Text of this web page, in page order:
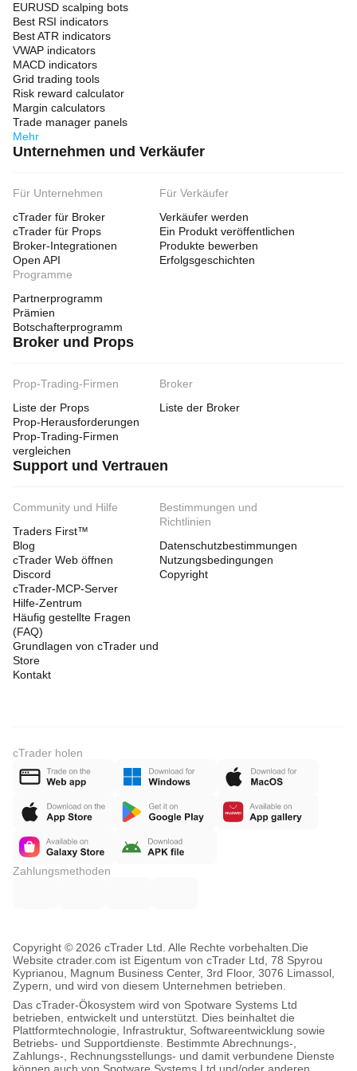
EURUSD scalping bots
Best RSI indicators
Best ATR indicators
VWAP indicators
MACD indicators
Grid trading tools
Risk reward calculator
Margin calculators
Trade manager panels
Mehr
Unternehmen und Verkäufer
Für Unternehmen
cTrader für Broker
cTrader für Props
Broker-Integrationen
Open API
Für Verkäufer
Verkäufer werden
Ein Produkt veröffentlichen
Produkte bewerben
Erfolgsgeschichten
Programme
Partnerprogramm
Prämien
Botschafterprogramm
Broker und Props
Prop-Trading-Firmen
Liste der Props
Prop-Herausforderungen
Prop-Trading-Firmen
vergleichen
Broker
Liste der Broker
Support und Vertrauen
Community und Hilfe
Traders First™
Blog
cTrader Web öffnen
Discord
cTrader-MCP-Server
Hilfe-Zentrum
Häufig gestellte Fragen
(FAQ)
Grundlagen von cTrader und
Store
Kontakt
Bestimmungen und
Richtlinien
Datenschutzbestimmungen
Nutzungsbedingungen
Copyright
cTrader holen
Zahlungsmethoden
Copyright © 2026 cTrader Ltd. Alle Rechte vorbehalten. Die
Website ctrader.com ist Eigentum von cTrader Ltd, 78 Spyrou
Kyprianou, Magnum Business Center, 3rd Floor, 3076 Limassol,
Zypern, und wird von diesem Unternehmen betrieben.
Das cTrader-Ökosystem wird von Spotware Systems Ltd
betrieben, entwickelt und unterstützt. Dies beinhaltet die
Plattformtechnologie, Infrastruktur, Softwareentwicklung sowie
Betriebs- und Supportdienste. Bestimmte Abrechnungs-,
Zahlungs-, Rechnungsstellungs- und damit verbundene Dienste